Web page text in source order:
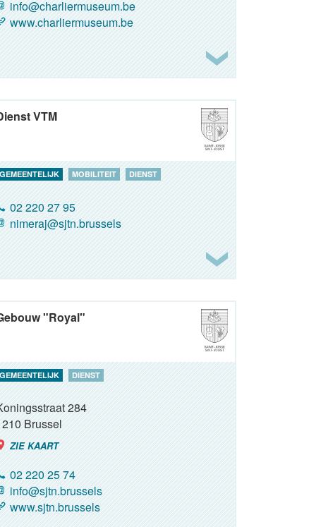
info@charliermuseum.be
www.charliermuseum.be
VTM
GEMEENTELIJK MOBILITEIT DIENST
02 220 27 95
nimeraj@sjtn.brussels
"Royal"
GEMEENTELIJK DIENST
284
Brussel
ZIE KAART
02 220 25 74
info@sjtn.brussels
www.sjtn.brussels